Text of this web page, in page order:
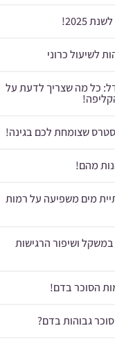
2025!
לשיעול כרוני
כל מה שצריך לדעת על
שצומחת לכם בגינה!
מהם!
מים משפיעה על רמות
ושיפור הרגישות
הסוכר בדם!
גבוהות בדם?